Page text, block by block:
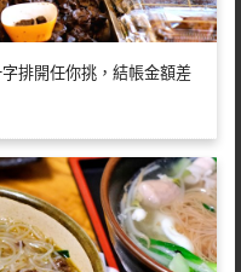
排開任你挑，結帳金額差